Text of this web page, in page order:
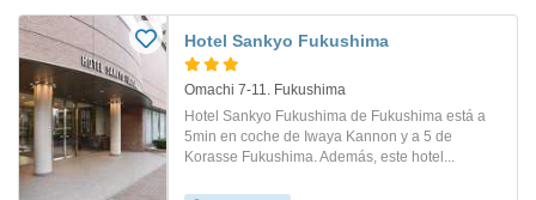
Hotel Sankyo Fukushima
Omachi 7-11. Fukushima
Hotel Sankyo Fukushima de Fukushima está a
5min en coche de Iwaya Kannon y a 5 de
Korasse Fukushima. Además, este hotel...